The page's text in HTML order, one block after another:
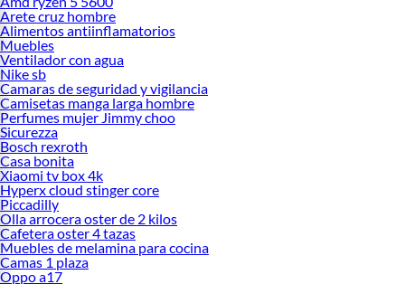
Arete cruz hombre
Alimentos antiinflamatorios
Muebles
Ventilador con agua
Nike sb
Camaras de seguridad y vigilancia
Camisetas manga larga hombre
Perfumes mujer Jimmy choo
Sicurezza
Bosch rexroth
Casa bonita
Xiaomi tv box 4k
Hyperx cloud stinger core
Piccadilly
Olla arrocera oster de 2 kilos
Cafetera oster 4 tazas
Muebles de melamina para cocina
Camas 1 plaza
Oppo a17